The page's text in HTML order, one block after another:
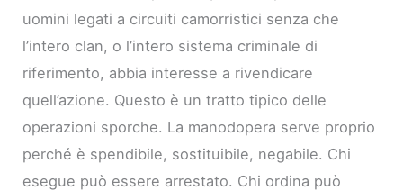
uomini legati a circuiti camorristici senza che
l’intero clan, o l’intero sistema criminale di
riferimento, abbia interesse a rivendicare
quell’azione. Questo è un tratto tipico delle
operazioni sporche. La manodopera serve proprio
perché è spendibile, sostituibile, negabile. Chi
esegue può essere arrestato. Chi ordina può